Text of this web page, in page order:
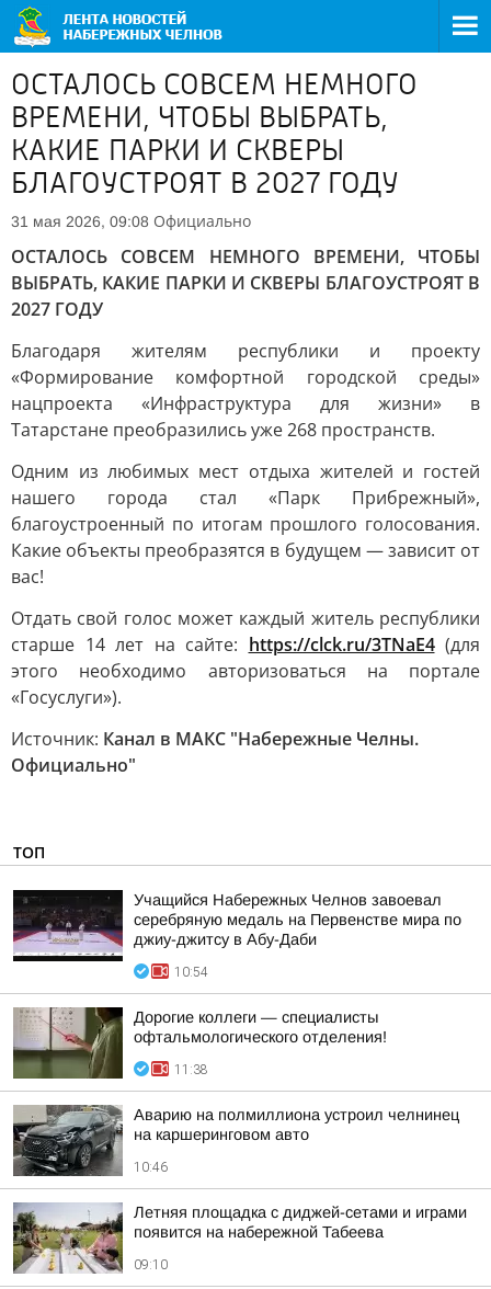
ОСТАЛОСЬ СОВСЕМ НЕМНОГО
ВРЕМЕНИ, ЧТОБЫ ВЫБРАТЬ,
КАКИЕ ПАРКИ И СКВЕРЫ
БЛАГОУСТРОЯТ В 2027 ГОДУ
31 мая 2026, 09:08 Официально
ОСТАЛОСЬ СОВСЕМ НЕМНОГО ВРЕМЕНИ, ЧТОБЫ
ВЫБРАТЬ, КАКИЕ ПАРКИ И СКВЕРЫ БЛАГОУСТРОЯТ В
2027 ГОДУ
Благодаря жителям республики и проекту
«Формирование комфортной городской среды»
нацпроекта «Инфраструктура для жизни» в
Татарстане преобразились уже 268 пространств.
Одним из любимых мест отдыха жителей и гостей
нашего города стал «Парк Прибрежный»,
благоустроенный по итогам прошлого голосования.
Какие объекты преобразятся в будущем — зависит от
вас!
Отдать свой голос может каждый житель республики
старше 14 лет на сайте: https://clck.ru/3TNaE4(для
этого необходимо авторизоваться на портале
«Госуслуги»).
Источник: Канал в МАКС "Набережные Челны.
Официально"
ТОП
Учащийся Набережных Челнов завоевал
серебряную медаль на Первенстве мира по
джиу-джитсу в Абу-Даби
10:54
Дорогие коллеги — специалисты
офтальмологического отделения!
11:38
Аварию на полмиллиона устроил челнинец
на каршеринговом авто
10:46
Летняя площадка с диджей-сетами и играми
появится на набережной Табеева
09:10